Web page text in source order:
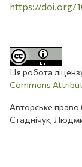
https://doi.org/
Ця робота
Commons
Авторське
Стаднічук,